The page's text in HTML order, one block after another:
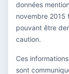
données
novembre 2015
pouvant être
caution.
Ces
sont